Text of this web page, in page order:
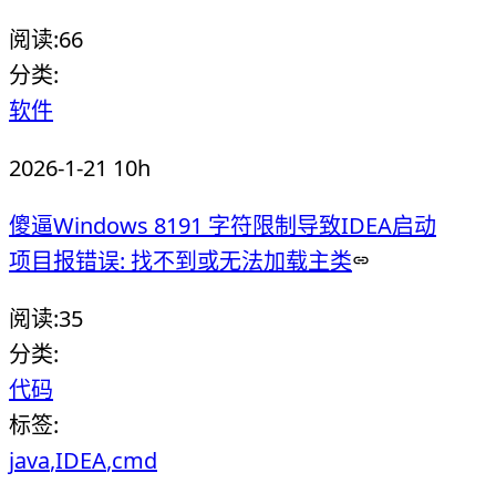
阅读:66
分类:
软件
2026-1-21 10h
傻逼Windows 8191 字符限制导致IDEA启动
项目报错误: 找不到或无法加载主类
阅读:35
分类:
代码
标签:
java IDEA cmd